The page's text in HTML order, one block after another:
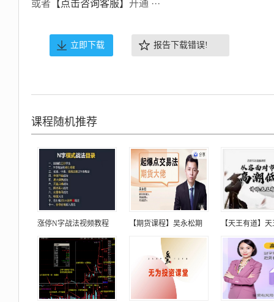
或者 【点击咨询客服】 开通 ···
立即下载 报告下载错误!
课程随机推荐
涨停N字战法视频教程 【期货课程】吴永松期 【天王有道】